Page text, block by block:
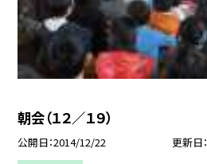
朝会（１２／１９）
公開日 2014/12/22 更新日